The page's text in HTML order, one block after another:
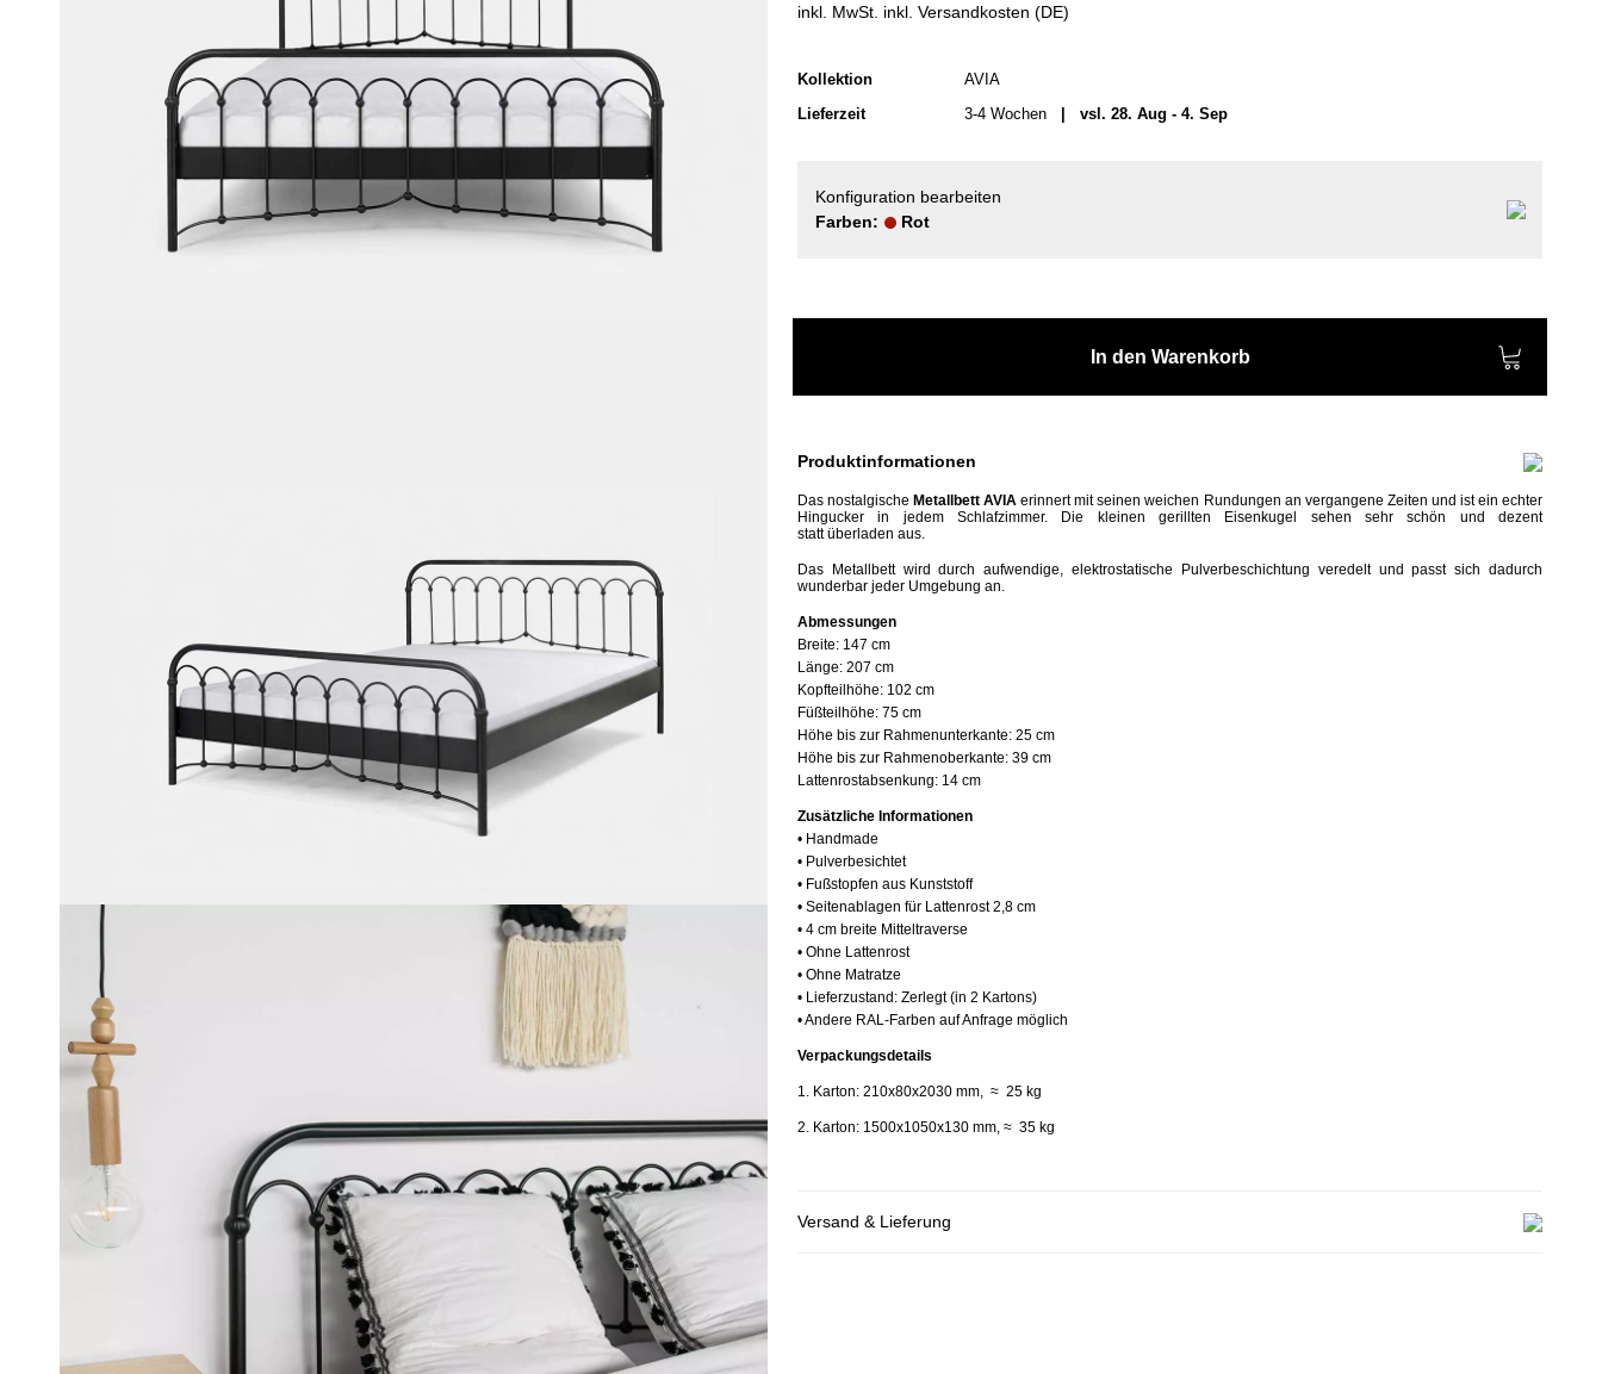
inkl. MwSt. inkl. Versandkosten (DE)
Kollektion
AVIA
Lieferzeit
3-4 Wochen | vsl. 28. Aug - 4. Sep
Konfiguration bearbeiten
Farben:
Rot
In den Warenkorb
Produktinformationen
Das nostalgische Metallbett AVIA erinnert mit seinen weichen Rundungen an vergangene Zeiten und ist ein echter
Hingucker in jedem Schlafzimmer. Die kleinen gerillten Eisenkugel sehen sehr schön und dezent
stattüberladen aus.
Das Metallbettwird durch aufwendige, elektrostatische Pulverbeschichtung veredelt und passt sich dadurch
wunderbar jeder Umgebung an.
Abmessungen
Breite: 147 cm
Länge: 207 cm
Kopfteilhöhe: 102 cm
Füßteilhöhe: 75 cm
Höhe bis zur Rahmenunterkante: 25 cm
Höhe bis zur Rahmenoberkante: 39 cm
Lattenrostabsenkung: 14 cm
Zusätzliche Informationen
• Handmade
• Pulverbesichtet
• Fußstopfen aus Kunststoff
• Seitenablagen für Lattenrost 2,8 cm
• 4 cm breite Mitteltraverse
• Ohne Lattenrost
• Ohne Matratze
• Lieferzustand: Zerlegt (in 2 Kartons)
• Andere RAL-Farben auf Anfrage möglich
Verpackungsdetails
1. Karton: 210x80x2030 mm, ≈ 25 kg
2. Karton: 1500x1050x130 mm, ≈ 35 kg
Versand & Lieferung